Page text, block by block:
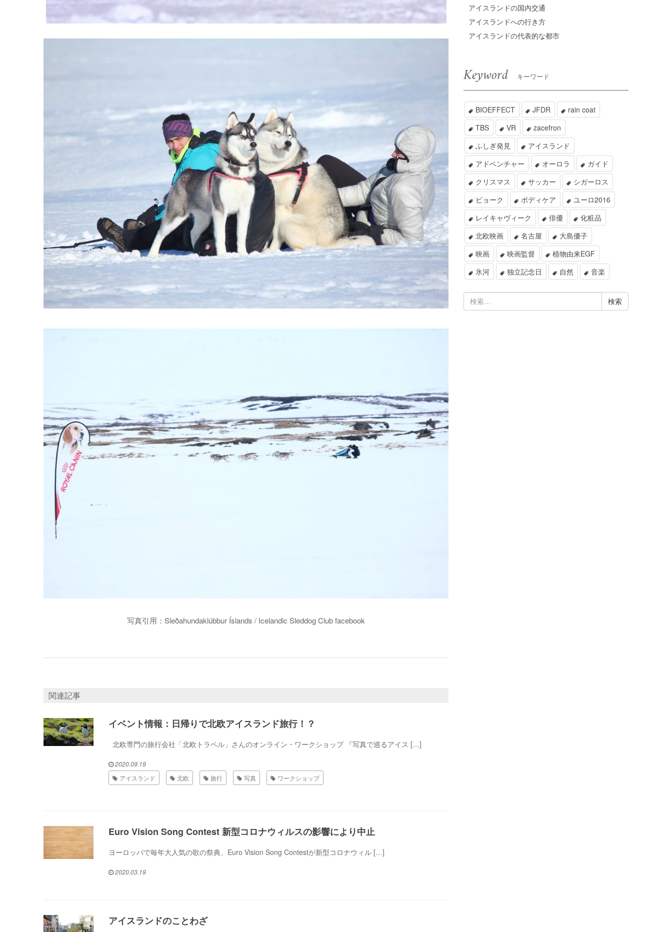
写真引用：Sleðahundaklúbbur Íslands / Icelandic Sleddog Club facebook
関連記事
イベント情報：日帰りで北欧アイスランド旅行！？
北欧専門の旅行会社「北欧トラベル」さんのオンライン・ワークショップ 『写真で巡るアイス […]
2020.09.19
アイスランド
北欧 旅行 写真 ワークショップ
Euro Vision Song Contest 新型コロナウィルスの影響により中止
ヨーロッパで毎年大人気の歌の祭典、Euro Vision Song Contestが新型コロナウィル […]
2020.03.19
アイスランドのことわざ
アイスランドの国内交通
アイスランドへの行き方
アイスランドの代表的な都市
Keyword キーワード
BIOEFFECT JFDR
rain coat
TBS
VR
zacefron
ふしぎ発見
アイスランド
アドベンチャー
オーロラ
ガイド
クリスマス
サッカー
シガーロス
ビョーク
ボディケア
ユーロ2016
レイキャヴィーク
俳優
化粧品
北欧映画
名古屋
大島優子
映画
映画監督
植物由来EGF
氷河
独立記念日 自然 音楽
索: